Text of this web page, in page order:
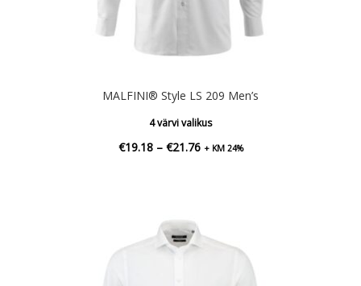
MALFINI® Style LS 209 Men’s
4 värvi valikus
€19.18 – €21.76Hinnavahemik:
+ KM 24%